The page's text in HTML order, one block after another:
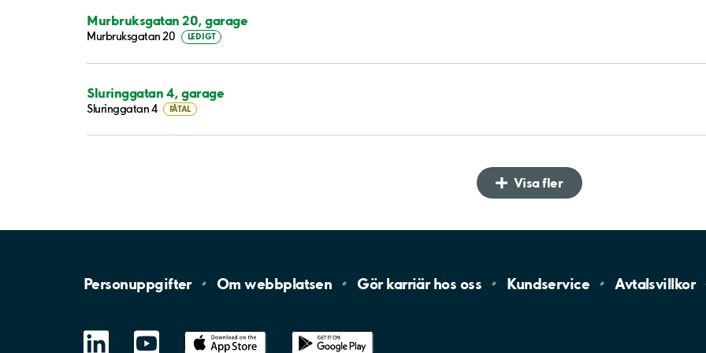
Murbruksgatan 20, garage
Murbruksgatan 20 LEDIGT
Sluringgatan 4, garage
Sluringgatan 4 FÅTAL
Visa fler
Personuppgifter Omwebbplatsen Gör karriär hos oss Kundservice Avtalsvillkor